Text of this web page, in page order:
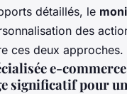
détaillés, le
des
ces deux approches.
e-
significatif pour